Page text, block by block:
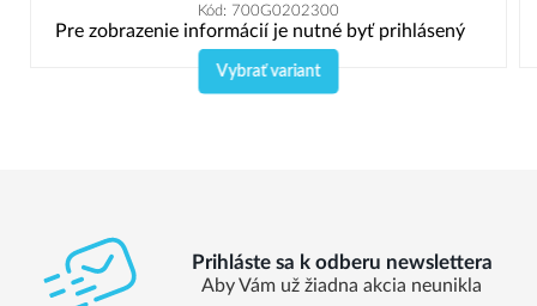
Kód: 700G0202300
Pre zobrazenie informácií je nutné byť prihlásený
Vybrať variant
Prihláste sa k odberu newslettera
Aby Vám už žiadna akcia neunikla